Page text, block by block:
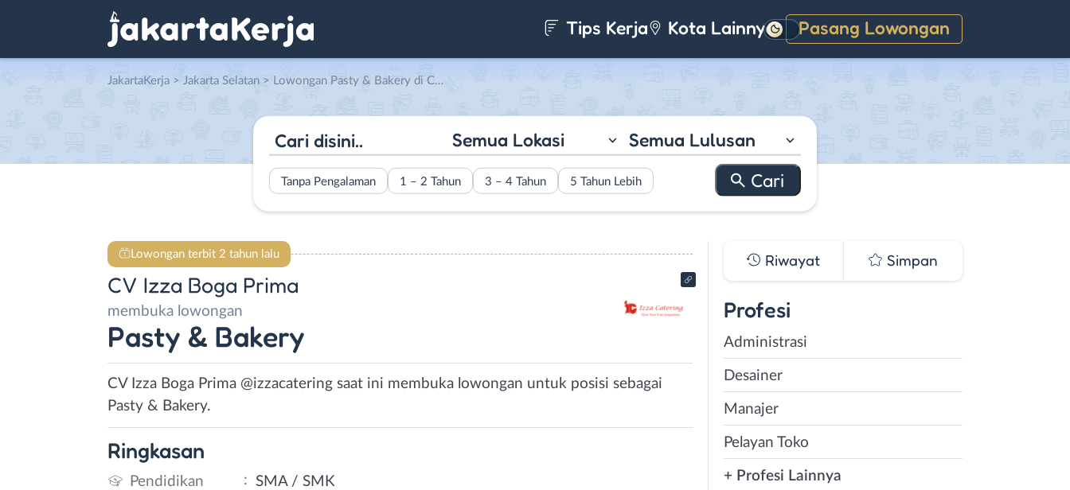
Tips Kerja Kota Lainnya Pasang Lowongan
Gelap
JakartaKerja > Jakarta Selatan > Lowongan Pasty & Bakery di CV Izza Boga Prima
Semua Lokasi Semua Lulusan
Tanpa Pengalaman 1 – 2 Tahun 3 – 4 Tahun 5 Tahun Lebih
Lowongan terbit 2 tahun lalu
CV Izza Boga Prima
membuka lowongan
Pasty & Bakery
CV Izza Boga Prima @izzacatering saat ini membuka lowongan untuk posisi sebagai
Pasty & Bakery.
Ringkasan
Pendidikan : SMA / SMK
Riwayat Simpan
Profesi
Administrasi
Desainer
Manajer
Pelayan Toko
+ Profesi Lainnya